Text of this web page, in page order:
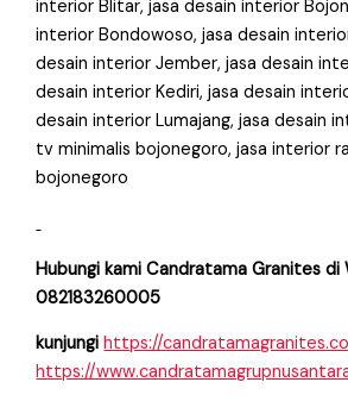
interior Blitar, jasa desain interior
interior Bondowoso, jasa desain
desain interior Jember, jasa desain
desain interior Kediri, jasa desain
desain interior Lumajang, jasa desain
tv minimalis bojonegoro, jasa interior
bojonegoro
Hubungi kami Candratama Granites di
082183260005
kunjungihttps://
https://